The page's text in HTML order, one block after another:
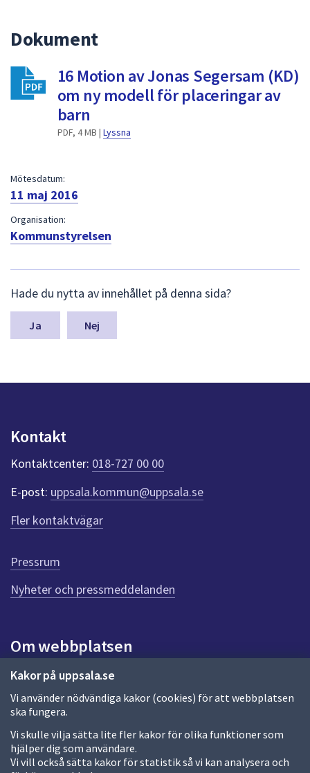
för
att
Kakor på uppsala.se
Vi använder nödvändiga kakor (cookies) för att webbplatsen
ska fungera.
Vi skulle vilja sätta lite fler kakor för olika funktioner som
hjälper dig som användare.
Vi vill också sätta kakor för statistik så vi kan analysera och
Dokument
16 Motion av Jonas Segersam (KD)
om ny modell för placeringar av
barn
PDF, 4 MB | Lyssna
Mötesdatum:
11 maj 2016
Organisation:
Kommunstyrelsen
ä
m
a
n
k
t
e
r
f
ö
r
e
n
n
a
d
a
Hade du nytta av innehållet på denna sida?
Nej
Kontakt
Kontaktcenter: 018-727 00 00
E-post: uppsala.kommun@uppsala.se
Fler kontaktvägar
Pressrum
Nyheter och pressmeddelanden
Om webbplatsen
Om webbplatsen
Allmänna handlingar och diarium
Behandling av personuppgifter
Kakor